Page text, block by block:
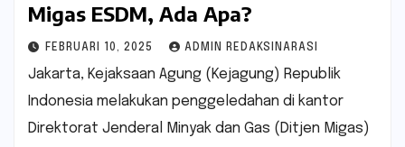
Migas ESDM, Ada Apa?
FEBRUARI 10, 2025 ADMIN REDAKSINARASI
Jakarta, Kejaksaan Agung (Kejagung) Republik
Indonesia melakukan penggeledahan di kantor
Direktorat Jenderal Minyak dan Gas (Ditjen Migas)